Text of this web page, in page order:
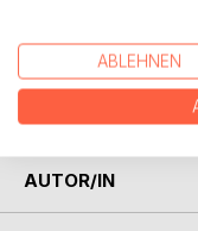
- Praktiker/innen
Marktforschung
- Consultants und
AUTOR/IN
ABLEHNEN